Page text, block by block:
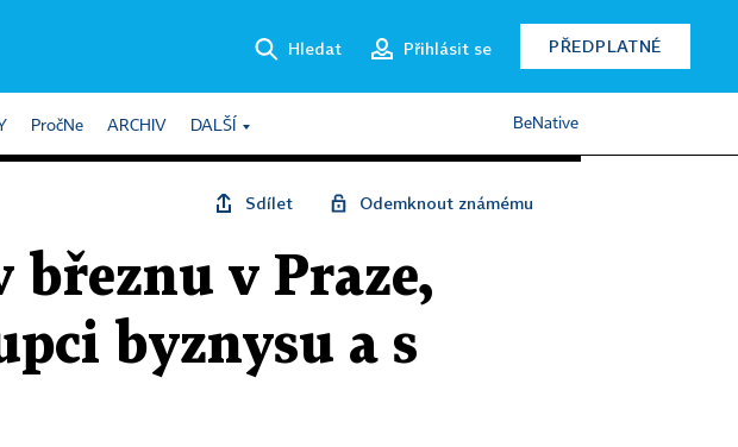
Hledat Přihlásit se PŘEDPLATNÉ
PročNe ARCHIV DALŠÍ BeNative
Sdílet Odemknout známému
v Praze,
byznysu a s